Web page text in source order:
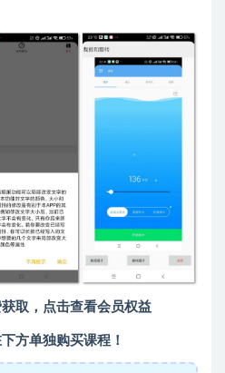
取，点击查看会员权益
方单独购买课程！